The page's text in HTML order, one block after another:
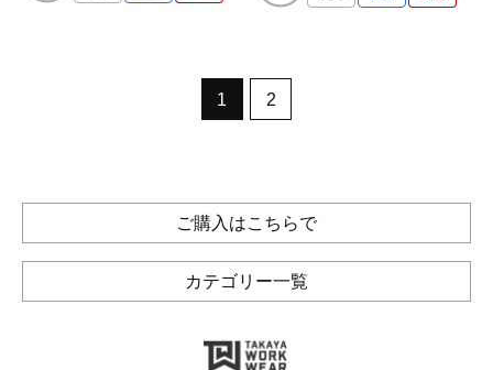
1 2
ご購入はこちらで
カテゴリー一覧